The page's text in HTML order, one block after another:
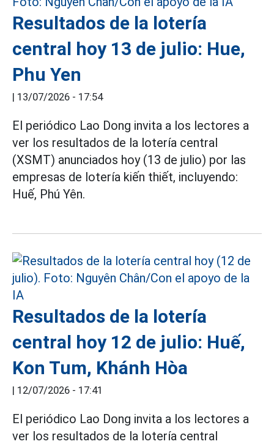
Resultados de la lotería
central hoy 13 de julio: Hue,
Phu Yen
| 13/07/2026 - 17:54
El periódico Lao Dong invita a los lectores a
ver los resultados de la lotería central
(XSMT) anunciados hoy (13 de julio) por las
empresas de lotería kiến thiết, incluyendo:
Huế, Phú Yên.
Resultados de la lotería
central hoy 12 de julio: Huế,
Kon Tum, Khánh Hòa
| 12/07/2026 - 17:41
El periódico Lao Dong invita a los lectores a
ver los resultados de la lotería central